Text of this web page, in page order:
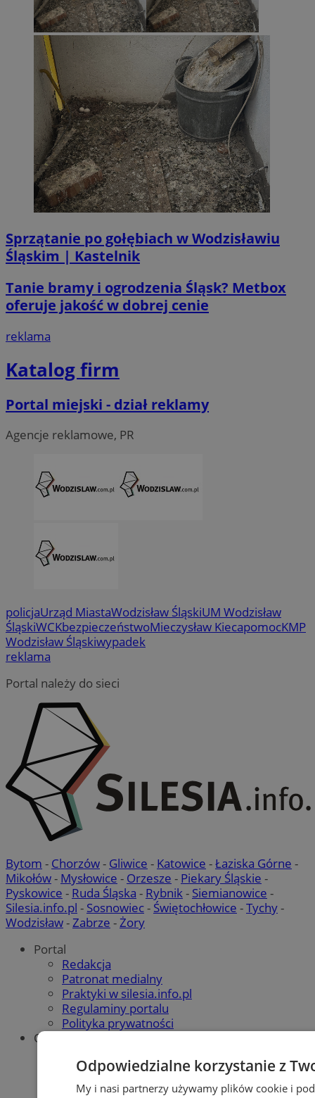
Sprzątanie po gołębiach w Wodzisławiu
Śląskim | Kastelnik
Tanie bramy i ogrodzenia Śląsk? Metbox
oferuje jakość w dobrej cenie
reklama
Katalog firm
Portal miejski - dział reklamy
Agencje reklamowe, PR
policjaUrząd MiastaWodzisław ŚląskiUM Wodzisław
ŚląskiWCKbezpieczeństwoMieczysław KiecapomocKMP
Wodzisław Śląskiwypadek
reklama
Portal należy do sieci
Bytom - Chorzów- Gliwice - Katowice -Łaziska Górne -
Mikołów- Mysłowice - Orzesze - Piekary Śląskie -
Pyskowice - Ruda Śląska - Rybnik- Siemianowice -
Silesia.info.pl - Sosnowiec- Świętochłowice -Tychy-
Wodzisław-Zabrze -Żory
Portal
Redakcja
Patronat medialny
Praktyki w silesia.info.pl
Regulaminy portalu
Polityka prywatności
Oferta
Reklama
Odpowiedzialne korzystanie z
My i nasi partnerzy używamy plików cookie i